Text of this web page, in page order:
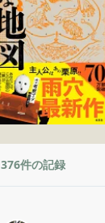
376件の記録